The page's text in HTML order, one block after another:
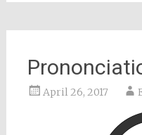
April 26, 2017